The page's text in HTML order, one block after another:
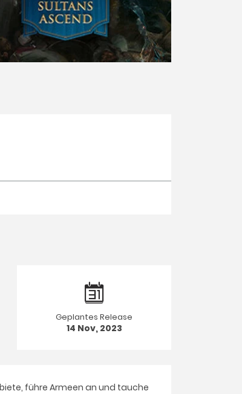
Geplantes Release
14 Nov, 2023
führe Armeen an und tauche